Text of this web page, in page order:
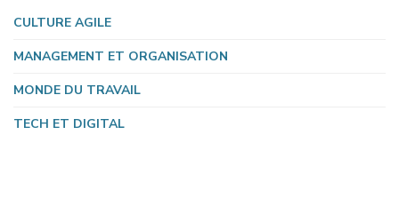
CULTURE AGILE
MANAGEMENT ET ORGANISATION
MONDE DU TRAVAIL
TECH ET DIGITAL